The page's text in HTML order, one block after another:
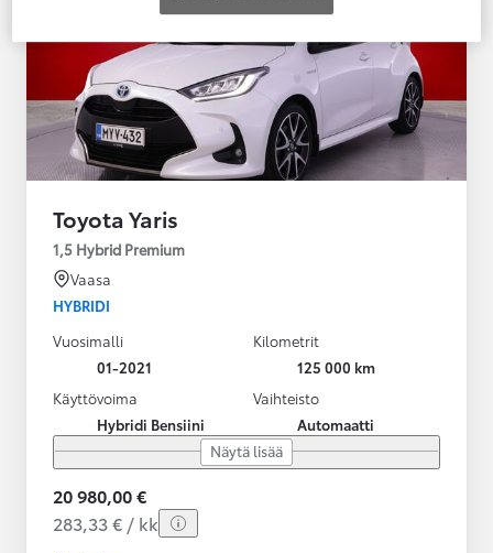
Toyota Yaris
1,5 Hybrid Premium
Vaasa
HYBRIDI
Vuosimalli
01-2021
Kilometrit
125 000 km
Käyttövoima
Hybridi Bensiini
Vaihteisto
Automaatti
Näytä lisää
20 980,00 €
283,33 € / kk